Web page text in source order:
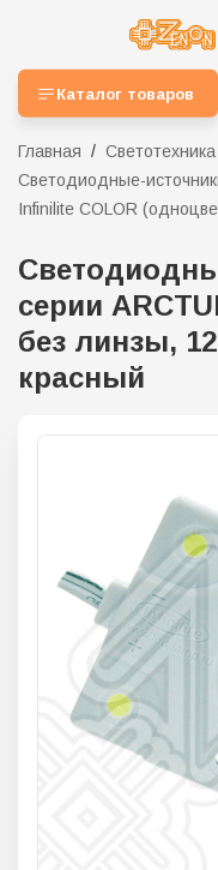
Каталог товаров
Главная
Светодиодные-
Infinilite COLOR
серии
без линзы,
красный